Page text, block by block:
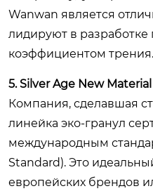
Wanwan является
лидируют в разработке
коэффициентом трения.
5. Silver Age New Material
Компания, сделавшая
линейка эко-гранул
международным
Standard). Это
европейских брендов